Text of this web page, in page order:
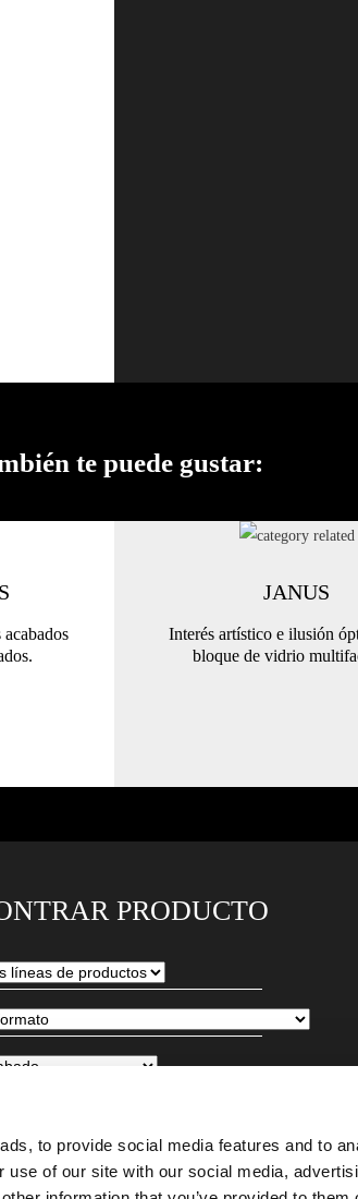
to provide social media features and to
of our site with our social media,
te puede gustar:
JANUS
Interés artístico e ilusión
bloque de vidrio
PRODUCTO